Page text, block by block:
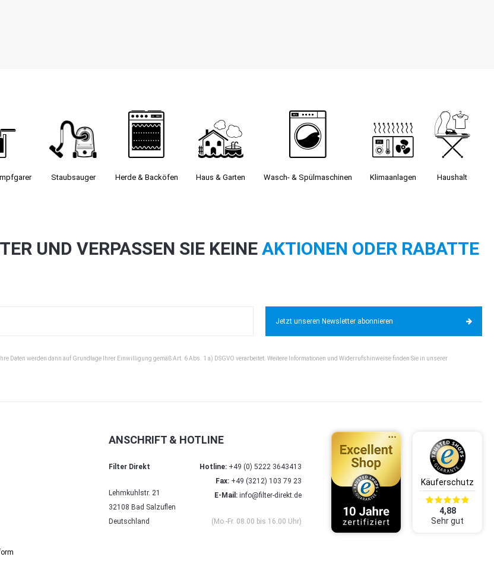
Staubsauger­ Herde & Backöfen Haus & Garten Wasch- & Spülmaschinen Klimaanlagen Haushalt
UND VERPASSEN SIE KEINE AKTIONEN ODER RABATTE
Jetzt unseren Newsletter abonnieren
Daten werden dann auf Grundlage Ihrer Einwilligung gemäß Art. 6 Abs. 1 a) DSGVO verarbeitet. Weitere Informationen und Widerrufshinweise finden Sie in unserer
ANSCHRIFT & HOTLINE
Filter Direkt
Lehmkuhlstr. 21
32108 Bad Salzuflen
Deutschland
Hotline: +49 (0) 5222 3643413
Fax: +49 (3212) 103 79 23
E-Mail: info@filter-direkt.de
(Mo.-Fr. 08.00 bis 16.00 Uhr)
4,88
Sehr gut